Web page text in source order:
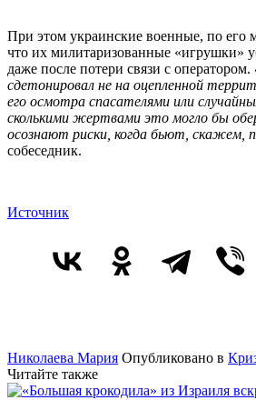
При этом украинские военные, по его
что их милитаризованные «игрушки»
даже после потери связи с оператором.
сдетонировал не на оцепленной
его осмотра спасателями или
сколькими жертвами это могло бы
осознают риски, когда бьют, скажем,
собеседник.
Источник
Николаева Мария Опубликовано в
Читайте также